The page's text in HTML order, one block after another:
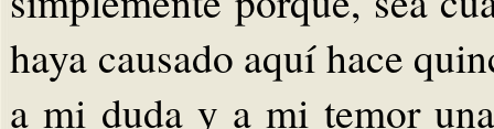
haya causado aquí hace
a mi duda y a mi temor